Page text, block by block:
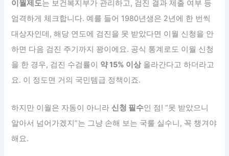
이월제도는 보건복지부가 관리하고, 검진 결과 제출 여부 등
엄격하게 체크합니다. 예를 들어 1980년생은 2년에 한 번씩
대상자인데, 해당 연도에 검진을 못 받았다면 이월 신청을 안
하면 다음 검진 주기까지 꽝이에요. 공식 통계로도 이월 신청
을 한 경우, 검진 수검률이 약 15% 이상올라간다고 하더라고
요. 이 정도면 거의 국민템급 정책이죠.
하지만 이월은 자동이 아니라 신청 필수인 점! “못 받았으니
알아서 넘어가겠지”는 그냥 손해 보는 국룰 실수니, 꼭 챙겨야
해요.